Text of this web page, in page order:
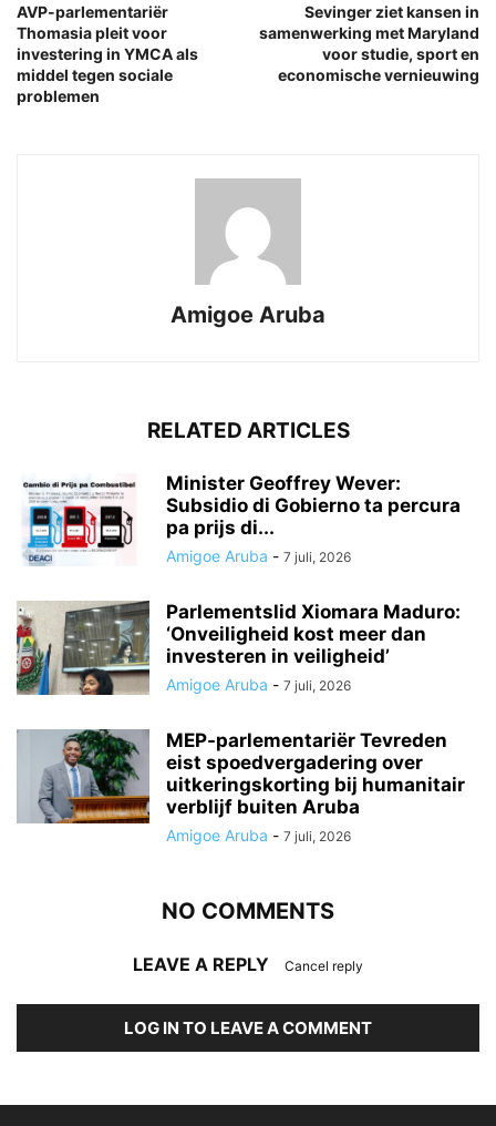
AVP-parlementariër
Thomasia pleit voor
investering in YMCA als
middel tegen sociale
problemen
Sevinger ziet kansen in
samenwerking met Maryland
voor studie, sport en
economische vernieuwing
Amigoe Aruba
RELATED ARTICLES
Minister Geoffrey Wever:
Subsidio di Gobierno ta percura
pa prijs di...
Amigoe Aruba - 7 juli, 2026
Parlementslid Xiomara Maduro:
‘Onveiligheid kost meer dan
investeren in veiligheid’
Amigoe Aruba - 7 juli, 2026
MEP-parlementariër Tevreden
eist spoedvergadering over
uitkeringskorting bij humanitair
verblijf buiten Aruba
Amigoe Aruba - 7 juli, 2026
NO COMMENTS
LEAVE A REPLY Cancel reply
LOG IN TO LEAVE A COMMENT